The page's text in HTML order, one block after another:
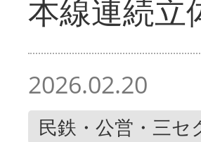
本線連続立
2026.02.20
民鉄・公営・三セ